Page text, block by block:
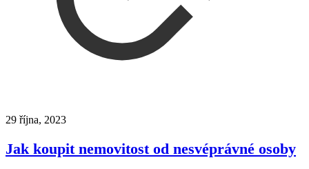
29 října, 2023
Jak koupit nemovitost od nesvéprávné osoby